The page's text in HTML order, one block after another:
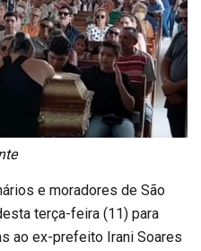
e moradores de São
terça-feira (11) para
ao ex-prefeito Irani Soares